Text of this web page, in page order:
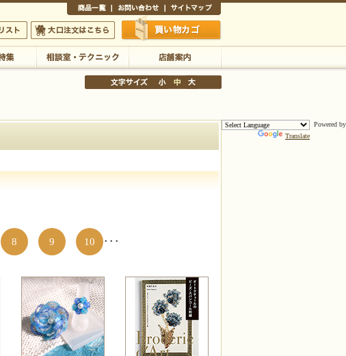
します
大口注文はこちら 買い物かご
8 9 10 ･･･
Powered by
Translate